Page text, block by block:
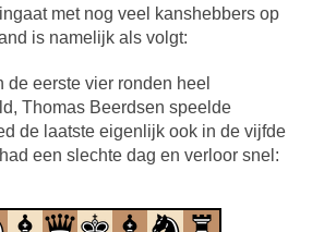
met nog veel kanshebbers op
is namelijk als volgt:
de eerste vier ronden heel
Thomas Beerdsen speelde
de laatste eigenlijk ook in de vijfde
een slechte dag en verloor snel: